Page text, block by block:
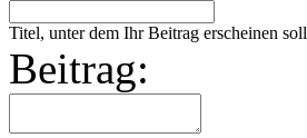
Titel, unter dem Ihr Beitrag erscheinen soll
Beitrag: